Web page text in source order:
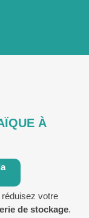
À
votre
de stockage.